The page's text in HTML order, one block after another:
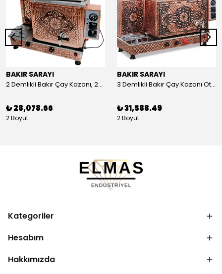
BAKIR SARAYI
2 Demlikli Bakır Çay Kazanı, 25 Litre
₺ 28,078.66
2 Boyut
BAKIR SARAYI
3 Demlikli Bakır Çay Kazanı Otomatik, 30 Litre
₺ 31,588.49
2 Boyut
Kategoriler
Hesabım
Hakkımızda